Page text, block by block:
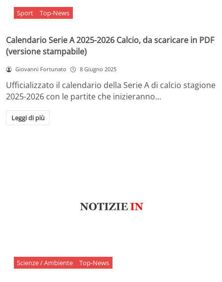
Sport Top-News
Calendario Serie A 2025-2026 Calcio, da scaricare in PDF
(versione stampabile)
Giovanni Fortunato 8 Giugno 2025
Ufficializzato il calendario della Serie A di calcio stagione
2025-2026 con le partite che inizieranno…
Leggi di più
Scienze / Ambiente Top-News